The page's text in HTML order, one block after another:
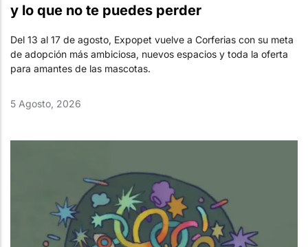
y lo que no te puedes perder
Del 13 al 17 de agosto, Expopet vuelve a Corferias con su meta
de adopción más ambiciosa, nuevos espacios y toda la oferta
para amantes de las mascotas.
5 Agosto, 2026